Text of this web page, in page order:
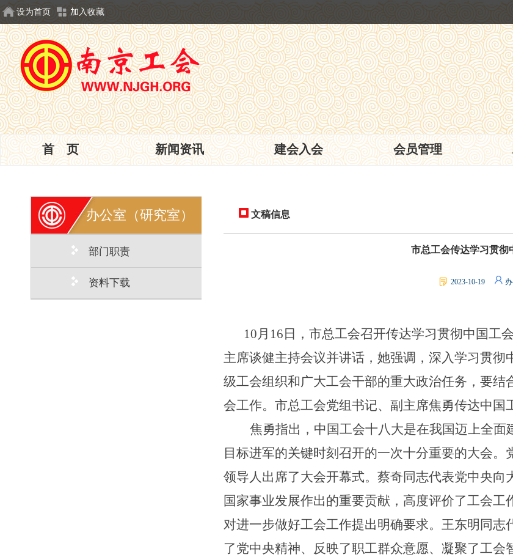
设为首页 加入收藏
首 页 新闻资讯 建会入会 会员管理
办公室（研究室）
部门职责
资料下载
文稿信息
市总工会传达学习贯彻
2023-10-19
10月 16 日，市总工会召开传达学习贯彻中国工
主席谈健主持会议并讲话，她强调，深入学习贯
级工会组织和广大工会干部的重大政治任务，要结
会工作。市总工会党组书记、副主席焦勇传达中国
焦勇指出，中国工会十八大是在我国迈上全
目标进军的关键时刻召开的一次十分重要的大会
领导人出席了大会开幕式。蔡奇同志代表党中央
国家事业发展作出的重要贡献，高度评价了工会
对进一步做好工会工作提出明确要求。王东明同
了党中央精神、反映了职工群众意愿、凝聚了工